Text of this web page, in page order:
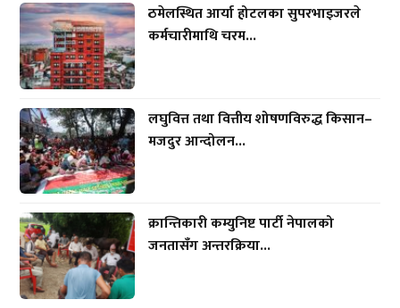
ठमेलस्थित आर्या होटलका सुपरभाइजरले
कर्मचारीमाथि चरम...
लघुवित्त तथा वित्तीय शोषणविरुद्ध किसान–
मजदुर आन्दोलन...
क्रान्तिकारी कम्युनिष्ट पार्टी नेपालको
जनतासँग अन्तरक्रिया...